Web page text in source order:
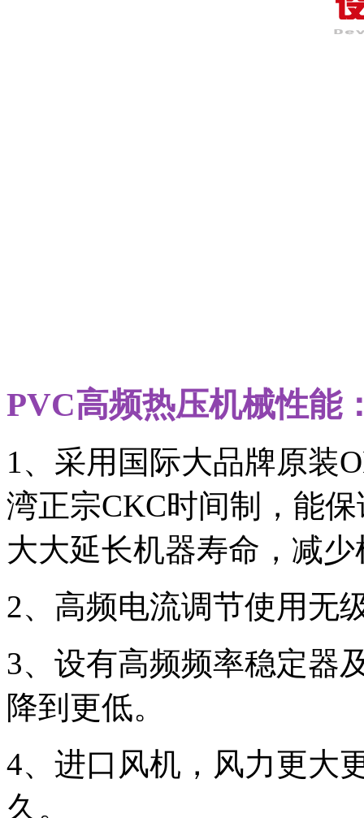
PVC高频热压机械性能
1、采用国际大品牌原装
湾正宗CKC时间制，能
大大延长机器寿命，减
2、高频电流调节使用无
3、设有高频频率稳定器
降到更低。
4、进口风机，风力更大
久。